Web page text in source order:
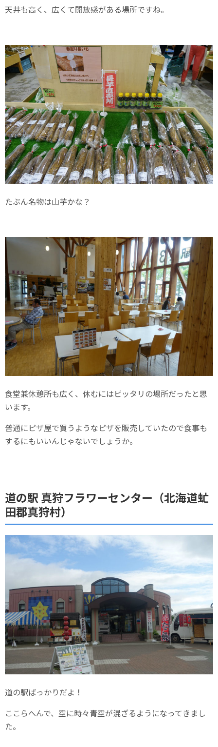
天井も高く、広くて開放感がある場所ですね。
たぶん名物は山芋かな？
食堂兼休憩所も広く、休むにはピッタリの場所だったと思
います。
普通にピザ屋で買うようなピザを販売していたので食事も
するにもいいんじゃないでしょうか。
道の駅 真狩フラワーセンター（北海道虻
田郡真狩村）
道の駅ばっかりだよ！
ここらへんで、空に時々青空が混ざるようになってきまし
た。